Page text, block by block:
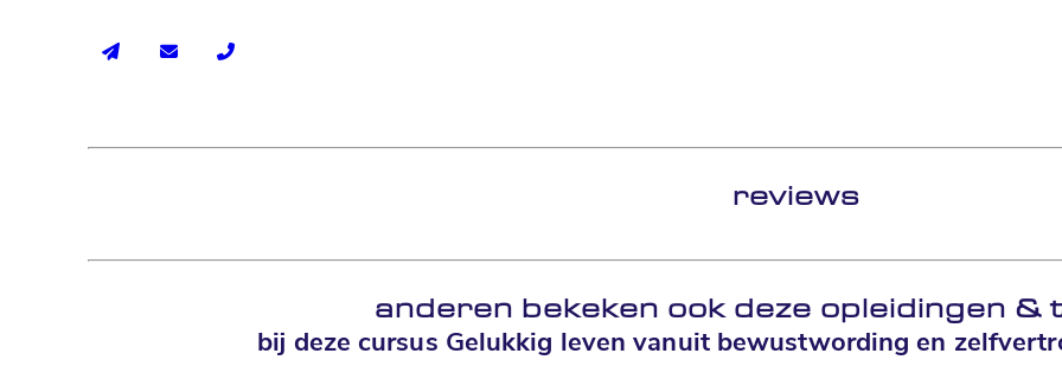
reviews
anderen bekeken ook deze opleidingen &
bij deze cursus Gelukkig leven vanuit bewustwording en